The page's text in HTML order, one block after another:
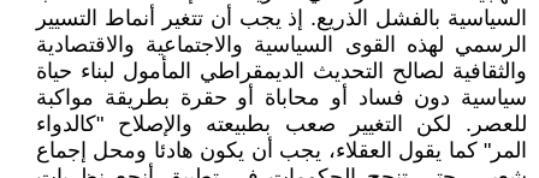
السياسية بالفشل الذريع. إذ يجب أن تتغير أنماط التسيير
الرسمي لهذه القوى السياسية والاجتماعية والاقتصادية
والثقافية لصالح التحديث الديمقراطي المأمول لبناء حياة
سياسية دون فساد أو محاباة أو حقرة بطريقة مواكبة
للعصر. لكن التغيير صعب بطبيعته والإصلاح "كالدواء
المر" كما يقول العقلاء، يجب أن يكون هادئا ومحل إجماع